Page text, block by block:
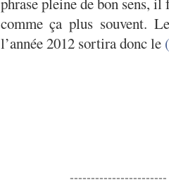
comme ça plus souvent.
l’année 2012 sortira donc le
-----------------------